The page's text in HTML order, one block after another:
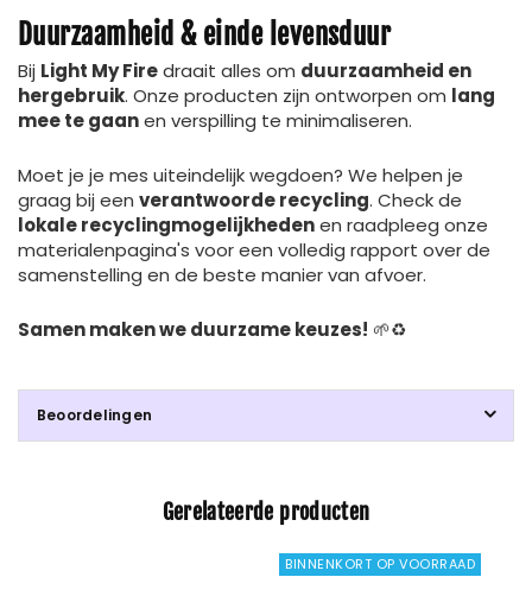
Duurzaamheid & einde levensduur
Bij Light My Firedraait alles om duurzaamheid en
hergebruik. Onze producten zijn ontworpen om lang
mee te gaanen verspilling te minimaliseren.
Moet je je mes uiteindelijk wegdoen? We helpen je
graag bij een verantwoorde recycling. Check de
lokale recyclingmogelijkhedenen raadpleeg onze
materialenpagina's voor een volledig rapport over de
samenstelling en de beste manier van afvoer.
Samen maken we duurzame keuzes! 🌱♻️
Beoordelingen
Gerelateerde producten
BINNENKORT OP VOORRAAD